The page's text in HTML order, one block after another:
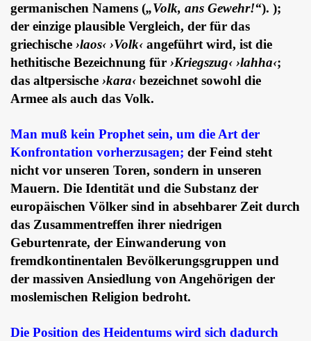
germanischen Namens („Volk, ans Gewehr!“). );
der einzige plausible Vergleich, der für das
griechische ›laos‹ ›Volk‹ angeführt wird, ist die
hethitische Bezeichnung für ›Kriegszug‹ ›lahha‹;
das altpersische ›kara‹ bezeichnet sowohl die
Armee als auch das Volk.
Man muß kein Prophet sein, um die Art der
Konfrontation vorherzusagen; der Feind steht
nicht vor unseren Toren, sondern in unseren
Mauern. Die Identität und die Substanz der
europäischen Völker sind in absehbarer Zeit durch
das Zusammentreffen ihrer niedrigen
Geburtenrate, der Einwanderung von
fremdkontinentalen Bevölkerungsgruppen und
der massiven Ansiedlung von Angehörigen der
moslemischen Religion bedroht.
Die Position des Heidentums wird sich dadurch